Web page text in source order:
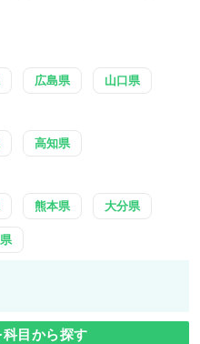
広島県 山口県
高知県
熊本県 大分県
目から探す